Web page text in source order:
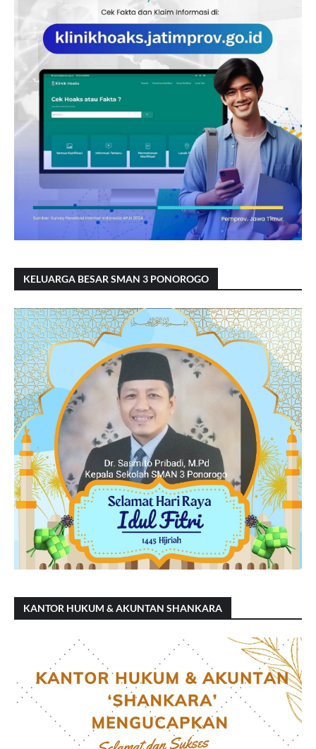
KELUARGA BESAR SMAN 3 PONOROGO
KANTOR HUKUM & AKUNTAN SHANKARA